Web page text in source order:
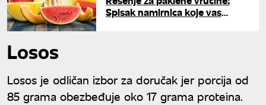
Spisak namirnica koje vas
Losos
Losos je odličan izbor za doručak jer porcija od
85 grama obezbeđuje oko 17 grama proteina.